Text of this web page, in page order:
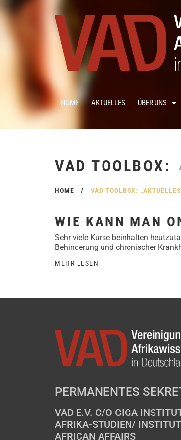
HOME AKTUELLES ÜBER UNS
VAD TOOLBOX:
HOME / VAD TOOLBOX:
WIE KANN MAN
Sehr viele Kurse beinhalten
Behinderung und chronischer
MEHR LESEN
PERMANENTES
VAD E.V. C/O GIGA
AFRIKA-STUDIEN/
AFRICAN AFFAIRS